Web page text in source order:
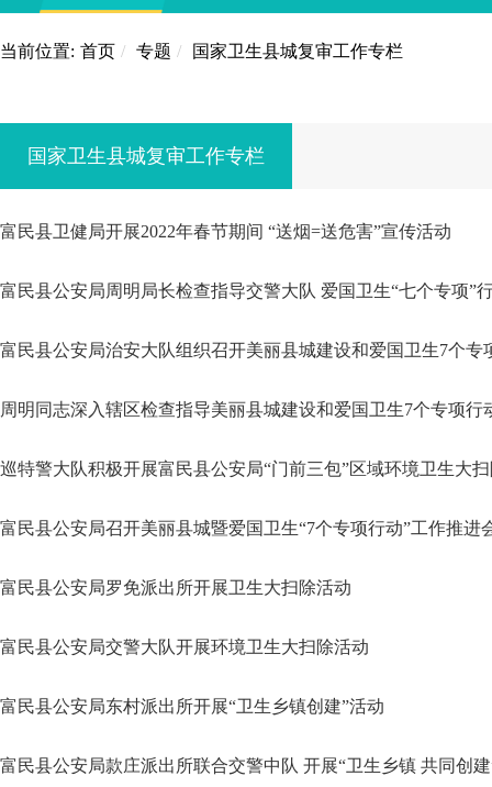
当前位置: 首页 / 专题 / 国家卫生县城复审工作专栏
国家卫生县城复审工作专栏
富民县卫健局开展2022年春节期间 “送烟=送危害”宣传活动
富民县公安局周明局长检查指导交警大队 爱国卫生“七个专项”
富民县公安局治安大队组织召开美丽县城建设和爱国卫生7个专
周明同志深入辖区检查指导美丽县城建设和爱国卫生7个专项行
巡特警大队积极开展富民县公安局“门前三包”区域环境卫生大
富民县公安局召开美丽县城暨爱国卫生“7个专项行动”工作推进
富民县公安局罗免派出所开展卫生大扫除活动
富民县公安局交警大队开展环境卫生大扫除活动
富民县公安局东村派出所开展“卫生乡镇创建”活动
富民县公安局款庄派出所联合交警中队 开展“卫生乡镇 共同创